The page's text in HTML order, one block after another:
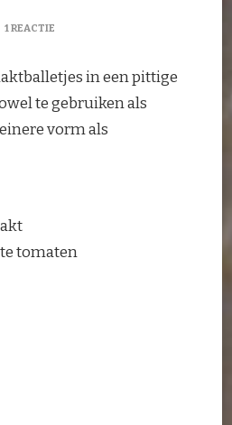
1 REACTIE
in een pittige
te gebruiken als
vorm als
tomaten